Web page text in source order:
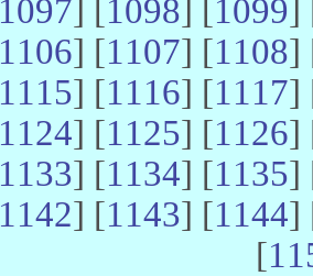
1097] [1098] [1099]
1106] [1107] [1108]
1115] [1116] [1117]
1124] [1125] [1126]
1133] [1134] [1135]
1142] [1143] [1144]
[